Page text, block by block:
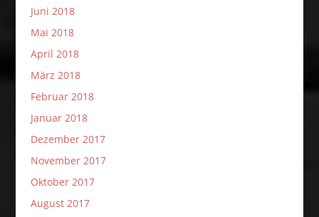
Juni 2018
Mai 2018
April 2018
März 2018
Februar 2018
Januar 2018
Dezember 2017
November 2017
Oktober 2017
August 2017